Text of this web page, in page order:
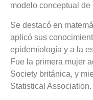
modelo conceptual de
Se destacó en
aplicó sus
epidemiología y a la
Fue la primera mujer
Society británica, y
Statistical Association.